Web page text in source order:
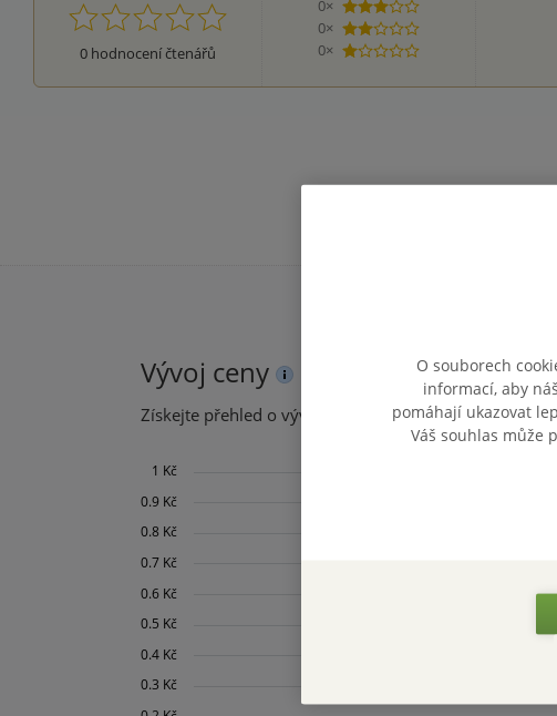
0 hodnocení čtenářů
0×
3 hvězdičky
0×
2 hvězdičky
0×
1 hvezdička
Vývoj ceny
Získejte přehled o vývoji ceny za posledních 60 dní.
O souborech
informací, aby
pomáhají ukazovat
Váš souhlas může